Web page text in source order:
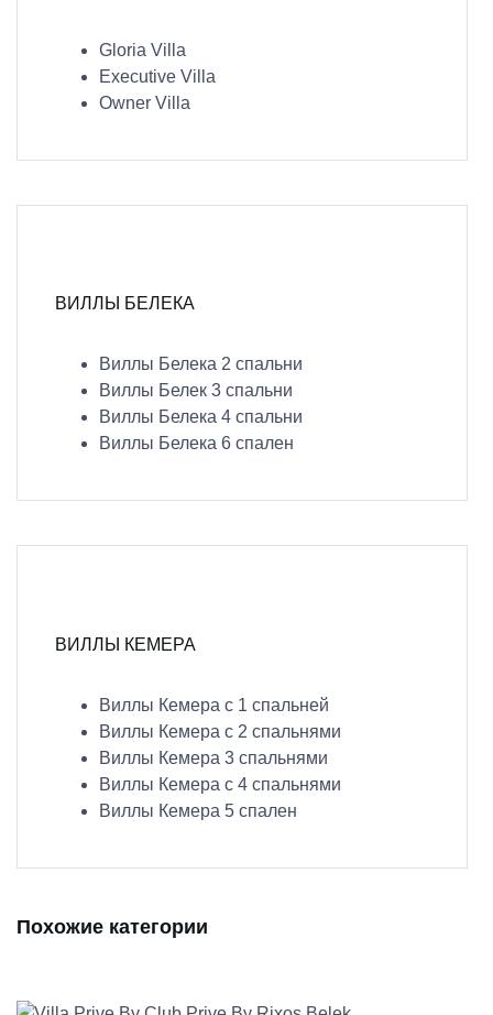
Gloria Villa
Executive Villa
Owner Villa
ВИЛЛЫ БЕЛЕКА
Виллы Белека 2 спальни
Виллы Белек 3 спальни
Виллы Белека 4 спальни
Виллы Белека 6 спален
ВИЛЛЫ КЕМЕРА
Виллы Кемера с 1 спальней
Виллы Кемера с 2 спальнями
Виллы Кемера 3 спальнями
Виллы Кемера с 4 спальнями
Виллы Кемера 5 спален
Похожие категории